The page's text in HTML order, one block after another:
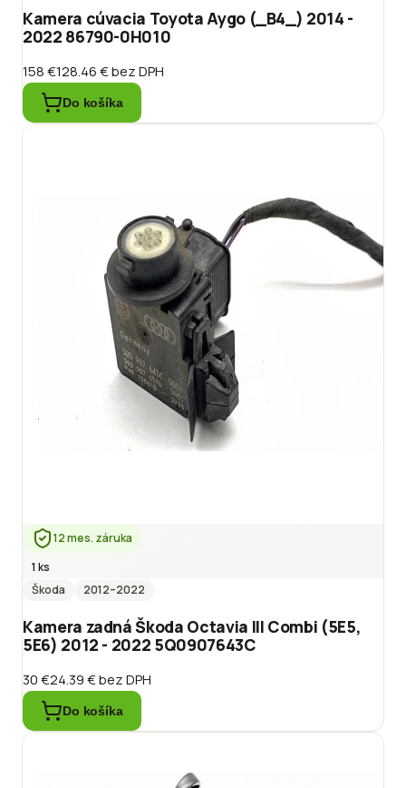
Kamera cúvacia Toyota Aygo (_B4_) 2014 -
2022 86790-0H010
158 €128.46 €bez DPH
Do košíka
12 mes. záruka
1 ks
Škoda
2012–2022
Kamera zadná Škoda Octavia III Combi (5E5,
5E6) 2012 - 2022 5Q0907643C
30 €24.39 €bez DPH
Do košíka